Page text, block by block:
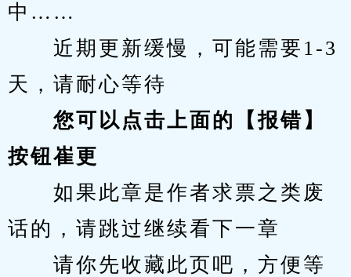
中……
近期更新缓慢，可能需要1-3
天，请耐心等待
您可以点击上面的【报错】
按钮崔更
如果此章是作者求票之类废
话的，请跳过继续看下一章
请你先收藏此页吧，方便等